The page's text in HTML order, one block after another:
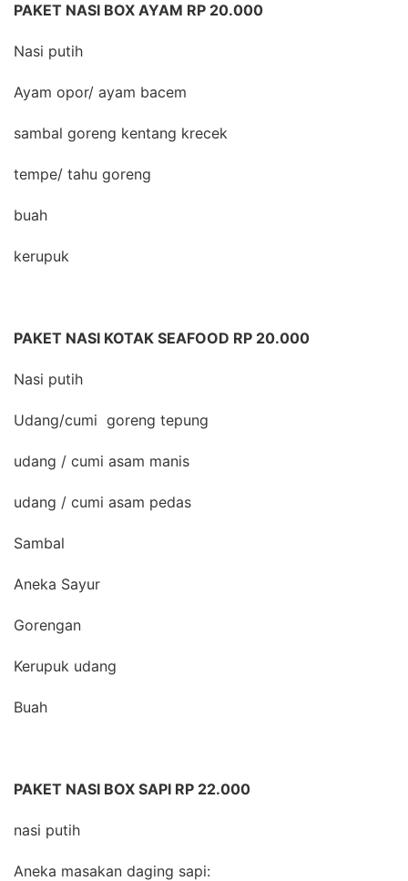
PAKET NASI BOX AYAM RP 20.000
Nasi putih
Ayam opor/ ayam bacem
sambal goreng kentang krecek
tempe/ tahu goreng
buah
kerupuk
PAKET NASI KOTAK SEAFOOD RP 20.000
Nasi putih
Udang/cumi goreng tepung
udang / cumi asam manis
udang / cumi asam pedas
Sambal
Aneka Sayur
Gorengan
Kerupuk udang
Buah
PAKET NASI BOX SAPI RP 22.000
nasi putih
Aneka masakan daging sapi: